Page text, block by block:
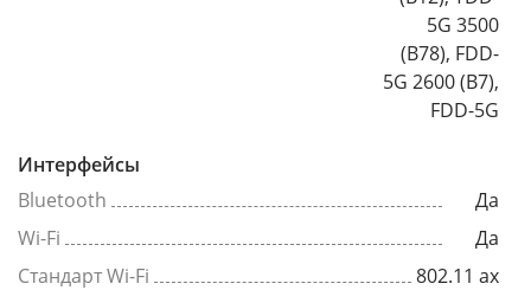
5G 3500
(B78), FDD-
5G 2600 (B7),
FDD-5G
Интерфейсы
Bluetooth
Да
Wi-Fi
Да
Стандарт Wi-Fi
802.11 ax